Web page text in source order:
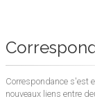
Correspondance s'est
nouveaux liens entre